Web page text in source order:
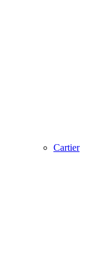
Cartier